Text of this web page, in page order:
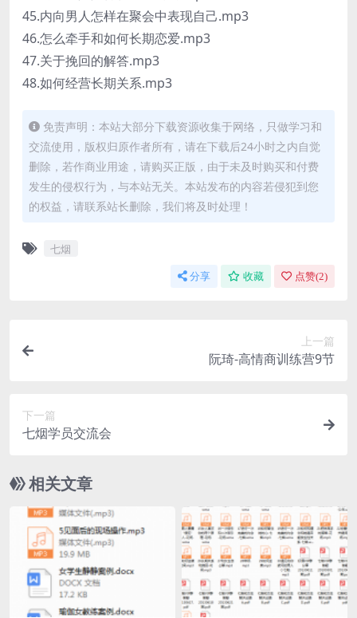
45.内向男人怎样在聚会中表现自己.mp3
46.怎么牵手和如何长期恋爱.mp3
47.关于挽回的解答.mp3
48.如何经营长期关系.mp3
免责声明：本站大部分下载资源收集于网络，只做学习和
交流使用，版权归原作者所有，请在下载后24小时之内自觉
删除，若作商业用途，请购买正版，由于未及时购买和付费
发生的侵权行为，与本站无关。本站发布的内容若侵犯到您
的权益，请联系站长删除，我们将及时处理！
七烟
分享 收藏 点赞(2)
上一篇
阮琦-高情商训练营9节
下一篇
七烟学员交流会
相关文章